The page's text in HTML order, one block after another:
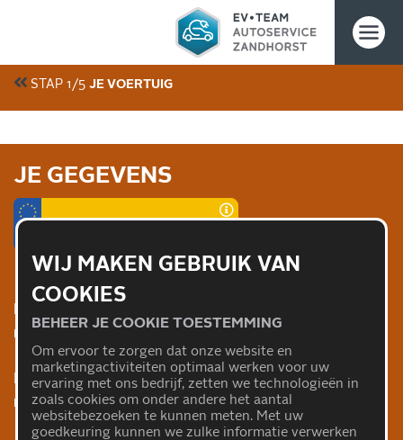
STAP 1 /5 JE VOERTUIG
JE GEGEVENS
moment niet beschikbaar.
Neem telefonisch contact met ons op voor het
maken van een afspraak of andere vragen.
WIJ MAKEN GEBRUIK VAN
COOKIES
BEHEER JE COOKIE TOESTEMMING
Om ervoor te zorgen dat onze website en
marketingactiviteiten optimaal werken voor uw
ervaring met ons bedrijf, zetten we technologieën in
zoals cookies om onder andere het aantal
websitebezoeken te kunnen meten. Met uw
goedkeuring kunnen we zulke informatie verwerken